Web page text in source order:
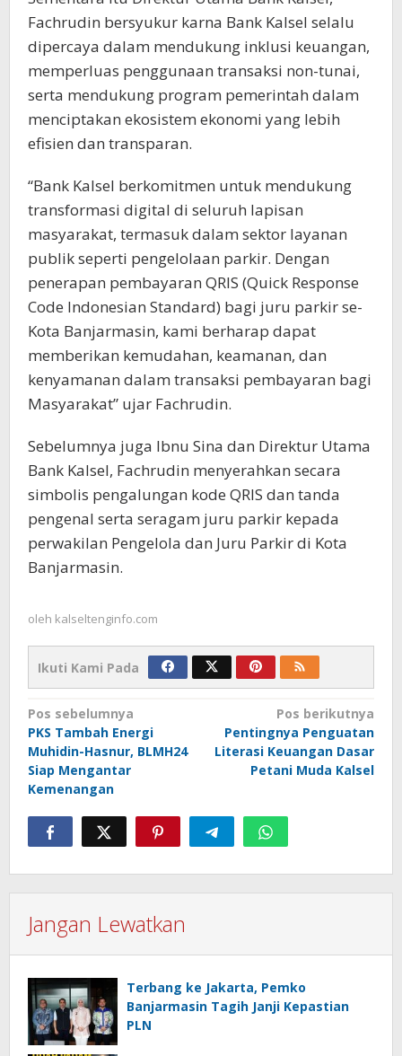
Fachrudin bersyukur karna Bank Kalsel selalu
dipercaya dalam mendukung inklusi keuangan,
memperluas penggunaan transaksi non-tunai,
serta mendukung program pemerintah dalam
menciptakan ekosistem ekonomi yang lebih
efisien dan transparan.
“Bank Kalsel berkomitmen untuk mendukung
transformasi digital di seluruh lapisan
masyarakat, termasuk dalam sektor layanan
publik seperti pengelolaan parkir. Dengan
penerapan pembayaran QRIS (Quick Response
Code Indonesian Standard) bagi juru parkir se-
Kota Banjarmasin, kami berharap dapat
memberikan kemudahan, keamanan, dan
kenyamanan dalam transaksi pembayaran bagi
Masyarakat” ujar Fachrudin.
Sebelumnya juga Ibnu Sina dan Direktur Utama
Bank Kalsel, Fachrudin menyerahkan secara
simbolis pengalungan kode QRIS dan tanda
pengenal serta seragam juru parkir kepada
perwakilan Pengelola dan Juru Parkir di Kota
Banjarmasin.
oleh kalseltenginfo.com
Ikuti Kami Pada
Navigasi
pos
Pos sebelumnya
PKS Tambah Energi
Muhidin-Hasnur, BLMH24
Siap Mengantar
Kemenangan
Pos berikutnya
Pentingnya Penguatan
Literasi Keuangan Dasar
Petani Muda Kalsel
Jangan Lewatkan
Terbang ke Jakarta, Pemko
Banjarmasin Tagih Janji Kepastian
PLN